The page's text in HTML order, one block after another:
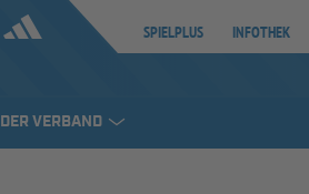
SPIELPLUS INFOTHEK
DER VERBAND